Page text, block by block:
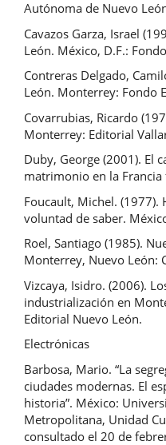
Autónoma de Nuevo
Cavazos Garza, Israel
León. México, D.F.:
Contreras Delgado,
León. Monterrey: Fondo
Covarrubias, Ricardo
Monterrey: Editorial
Duby, George (2001). El
matrimonio en la
Foucault, Michel. (1977).
voluntad de saber.
Roel, Santiago (1985).
Monterrey, Nuevo León:
Vizcaya, Isidro. (2006).
industrialización en
Editorial Nuevo León.
Electrónicas
Barbosa, Mario. “La
ciudades modernas. El
historia”. México:
Metropolitana, Unidad
consultado el 20 de